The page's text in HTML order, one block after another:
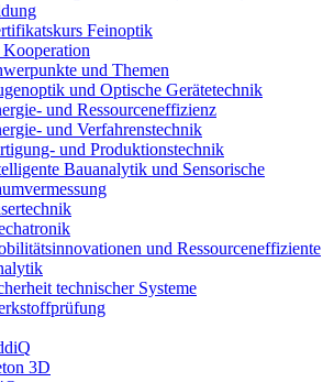
Feinoptik
und Themen
und Optische Gerätetechnik
und Ressourceneffizienz
und Verfahrenstechnik
und Produktionstechnik
Bauanalytik und Sensorische
und Ressourceneffiziente
technischer Systeme
3D